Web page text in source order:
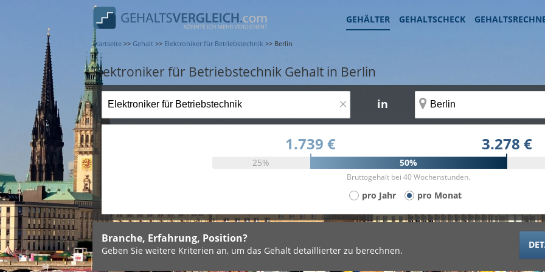
GEHÄLTER GEHALTSCHECK
Startseite >> Gehalt >> Elektroniker für Betriebstechnik >> Berlin
Elektroniker für Betriebstechnik Gehalt in Berlin
× in
1.739 € 3.278 €
25% 50%
Bruttogehalt bei 40 Wochenstunden.
pro Jahr pro Monat
Branche, Erfahrung, Position?
Geben Sie weitere Kriterien an, um das Gehalt detaillierter zu berechnen.